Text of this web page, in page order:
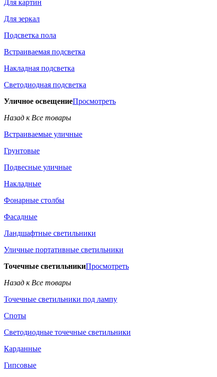
Для картин
Для зеркал
Подсветка пола
Встраиваемая подсветка
Накладная подсветка
Светодиодная подсветка
Уличное освещениеПросмотреть
Назад к Все товары
Встраиваемые уличные
Грунтовые
Подвесные уличные
Накладные
Фонарные столбы
Фасадные
Ландшафтные светильники
Уличные портативные светильники
Точечные светильникиПросмотреть
Назад к Все товары
Точечные светильники под лампу
Споты
Светодиодные точечные светильники
Карданные
Гипсовые